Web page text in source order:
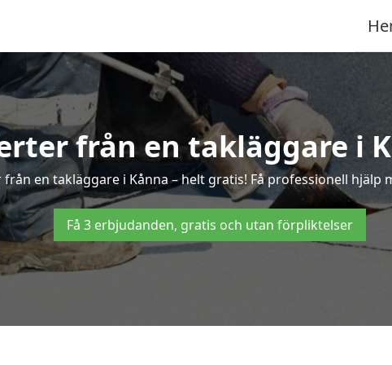
från en takläggare i
en takläggare i Kånna – helt gratis! Få professionell
Få 3 erbjudanden, gratis och utan förpliktelser